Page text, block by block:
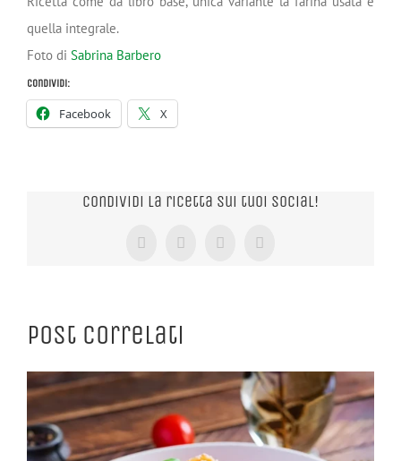
quella integrale.
Foto di Sabrina Barbero
Condividi:
Facebook X
Condividi la ricetta sui tuoi Social!
Facebook
X TumblrPinterest
Post correlati